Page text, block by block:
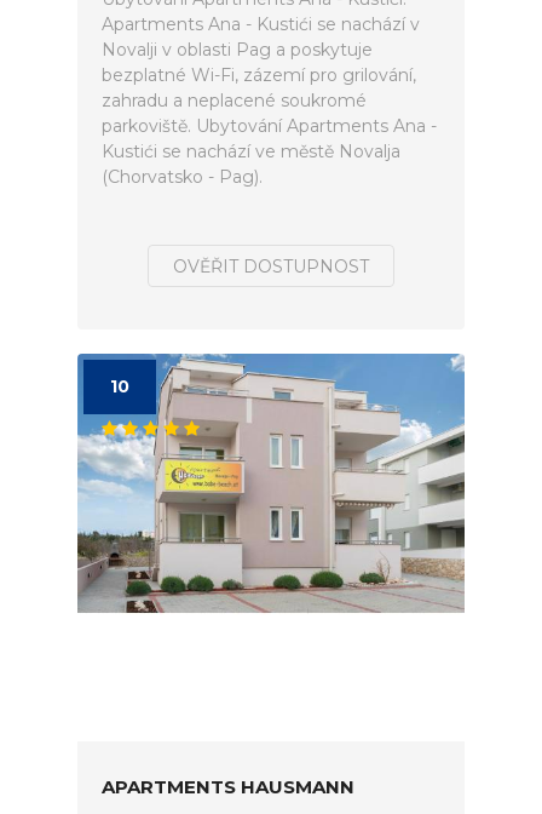
Apartments Ana - Kustići se nachází v
Novalji v oblasti Pag a poskytuje
bezplatné Wi-Fi, zázemí pro grilování,
zahradu a neplacené soukromé
parkoviště. Ubytování Apartments Ana -
Kustići se nachází ve městě Novalja
(Chorvatsko - Pag).
OVĚŘIT DOSTUPNOST
10
APARTMENTS HAUSMANN